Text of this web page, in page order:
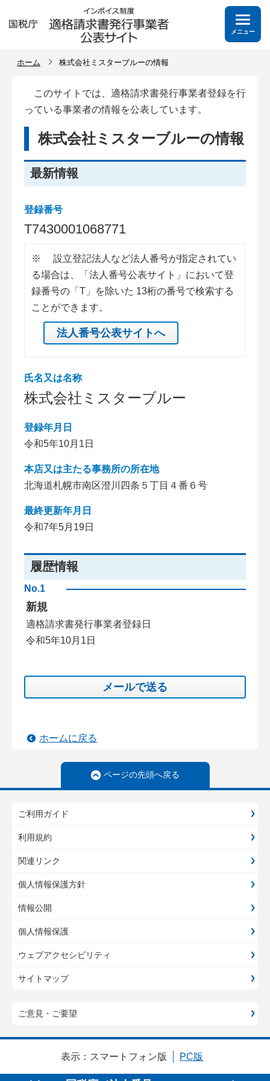
メニュー
ホーム 株式会社ミスターブルーの情報
このサイトでは、適格請求書発行事業者登録を行
っている事業者の情報を公表しています。
株式会社ミスターブルーの情報
最新情報
登録番号
T7430001068771
※
設立登記法人など法人番号が指定されてい
る場合は、「法人番号公表サイト」において登
録番号の「T」を除いた 13桁の番号で検索する
ことができます。
法人番号公表サイトへ
氏名又は名称
株式会社ミスターブルー
登録年月日
令和5年10月1日
本店又は主たる事務所の所在地
北海道札幌市南区澄川四条５丁目４番６号
最終更新年月日
令和7年5月19日
履歴情報
No.1
新規
適格請求書発行事業者登録日
令和5年10月1日
メールで送る
ホームに戻る
ページの先頭へ戻る
ご利用ガイド
利用規約
関連リンク
個人情報保護方針
情報公開
個人情報保護
ウェブアクセシビリティ
サイトマップ
ご意見・ご要望
表示： スマートフォン版 PC版